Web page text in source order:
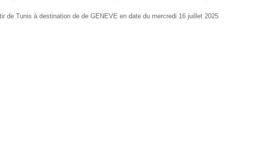
de Tunis à destination de de GENEVE en date du mercredi 16 juillet 2025